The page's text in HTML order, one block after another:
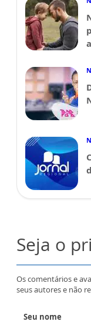
Seja o
Os comentários e
seus autores e não
Seu nome